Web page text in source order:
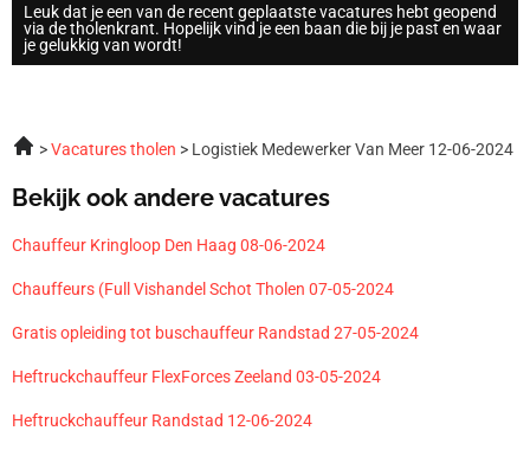
Leuk dat je een van de recent geplaatste vacatures hebt geopend
via de tholenkrant. Hopelijk vind je een baan die bij je past en waar
je gelukkig van wordt!
Vacatures tholen Logistiek Medewerker Van Meer 12-06-2024
Bekijk ook andere vacatures
Chauffeur Kringloop Den Haag 08-06-2024
Chauffeurs (Full Vishandel Schot Tholen 07-05-2024
Gratis opleiding tot buschauffeur Randstad 27-05-2024
Heftruckchauffeur FlexForces Zeeland 03-05-2024
Heftruckchauffeur Randstad 12-06-2024